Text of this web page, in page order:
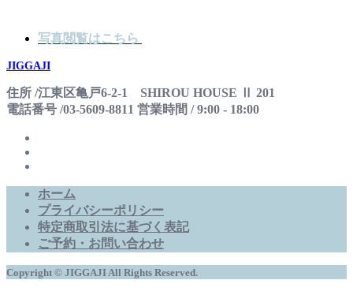
写真閲覧はこちら
JIGGAJI
住所 /江東区亀戸6-2-1 SHIROU HOUSE Ⅱ 201
電話番号 /03-5609-8811 営業時間 / 9:00 - 18:00
ホーム
プライバシーポリシー
特定商取引法に基づく表記
ご予約・お問い合わせ
Copyright © JIGGAJI All Rights Reserved.